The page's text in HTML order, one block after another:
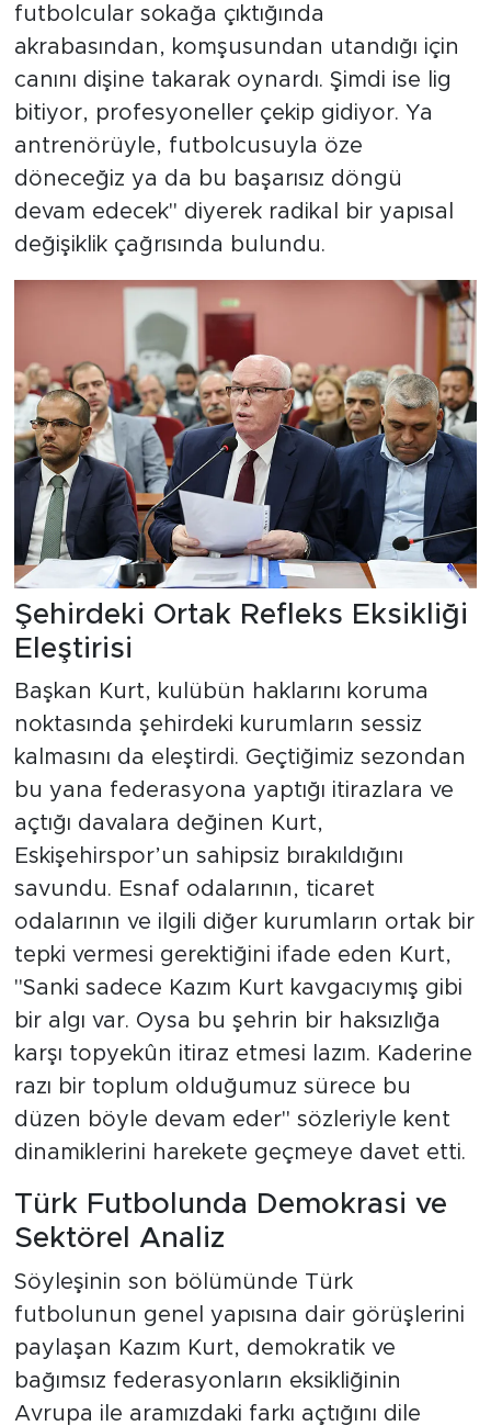
futbolcular sokağa çıktığında
akrabasından, komşusundan utandığı için
canını dişine takarak oynardı. Şimdi ise lig
bitiyor, profesyoneller çekip gidiyor. Ya
antrenörüyle, futbolcusuyla öze
döneceğiz ya da bu başarısız döngü
devam edecek" diyerek radikal bir yapısal
değişiklik çağrısında bulundu.
Şehirdeki Ortak Refleks Eksikliği
Eleştirisi
Başkan Kurt, kulübün haklarını koruma
noktasında şehirdeki kurumların sessiz
kalmasını da eleştirdi. Geçtiğimiz sezondan
bu yana federasyona yaptığı itirazlara ve
açtığı davalara değinen Kurt,
Eskişehirspor’un sahipsiz bırakıldığını
savundu. Esnaf odalarının, ticaret
odalarının ve ilgili diğer kurumların ortak bir
tepki vermesi gerektiğini ifade eden Kurt,
"Sanki sadece Kazım Kurt kavgacıymış gibi
bir algı var. Oysa bu şehrin bir haksızlığa
karşı topyekûn itiraz etmesi lazım. Kaderine
razı bir toplum olduğumuz sürece bu
düzen böyle devam eder" sözleriyle kent
dinamiklerini harekete geçmeye davet etti.
Türk Futbolunda Demokrasi ve
Sektörel Analiz
Söyleşinin son bölümünde Türk
futbolunun genel yapısına dair görüşlerini
paylaşan Kazım Kurt, demokratik ve
bağımsız federasyonların eksikliğinin
Avrupa ile aramızdaki farkı açtığını dile